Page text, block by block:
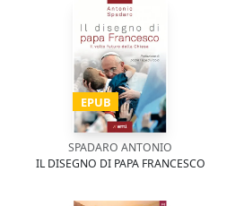
EPUB
SPADARO ANTONIO
IL DISEGNO DI PAPA FRANCESCO